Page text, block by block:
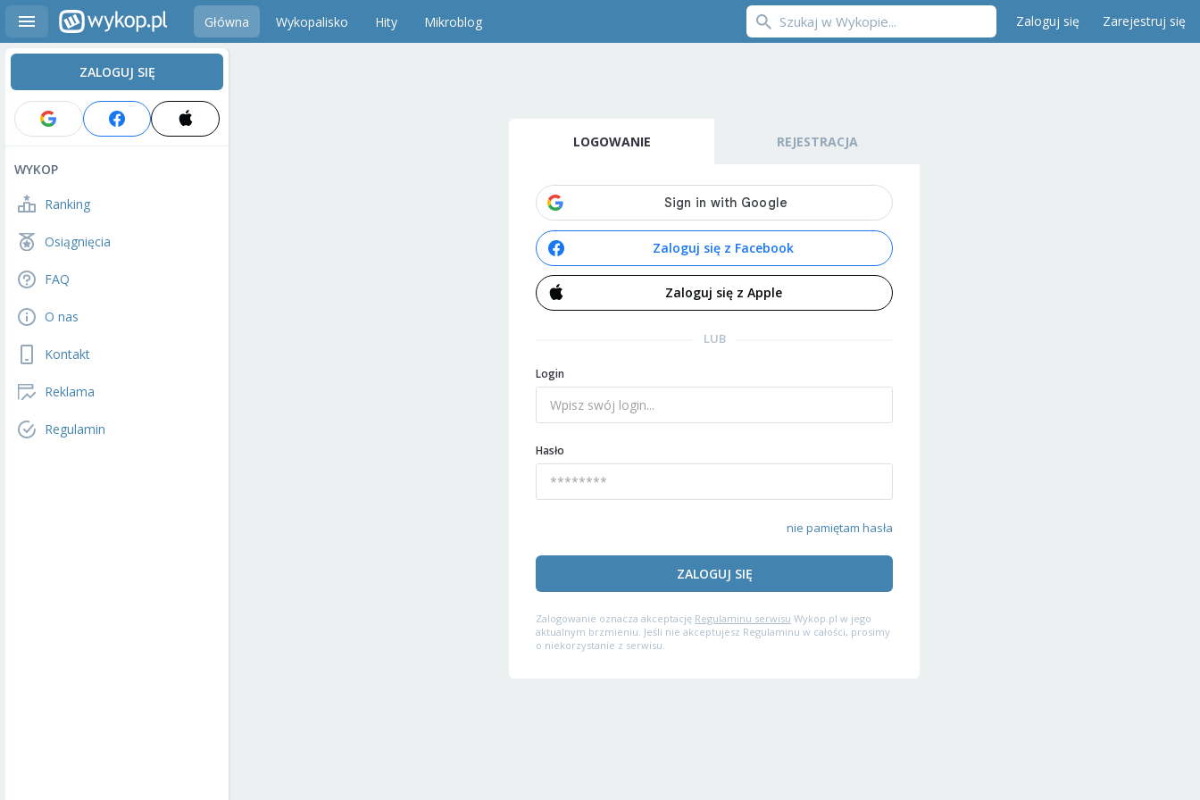
Główna Wykopalisko Hity Mikroblog Zaloguj się Zarejestruj się
ZALOGUJ SIĘ
WYKOP
Ranking
Osiągnięcia
FAQ
O nas
Kontakt
Reklama
Regulamin
LOGOWANIE REJESTRACJA
Zaloguj się z Facebook
Zaloguj się z Apple
LUB
Login
Hasło
nie pamiętam hasła
ZALOGUJ SIĘ
Zalogowanie oznacza akceptację Regulaminu serwisu Wykop.pl w jego
aktualnym brzmieniu. Jeśli nie akceptujesz Regulaminu w całości, prosimy
o niekorzystanie z serwisu.